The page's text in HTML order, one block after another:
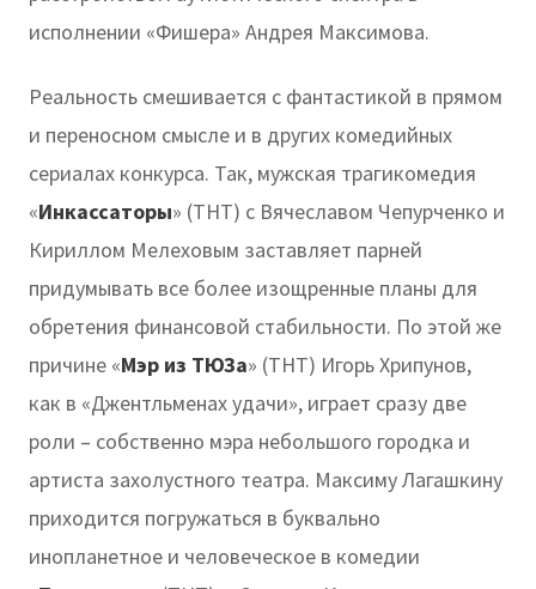
исполнении «Фишера» Андрея Максимова.
Реальность смешивается с фантастикой в прямом
и переносном смысле и в других комедийных
сериалах конкурса. Так, мужская трагикомедия
«Инкассаторы» (ТНТ) с Вячеславом Чепурченко и
Кириллом Мелеховым заставляет парней
придумывать все более изощренные планы для
обретения финансовой стабильности. По этой же
причине «Мэр из ТЮЗа» (ТНТ) Игорь Хрипунов,
как в «Джентльменах удачи», играет сразу две
роли – собственно мэра небольшого городка и
артиста захолустного театра. Максиму Лагашкину
приходится погружаться в буквально
инопланетное и человеческое в комедии